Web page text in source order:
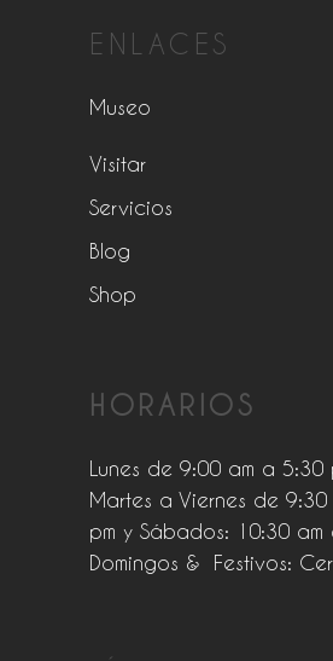
ENLACES
Museo
Visitar
Servicios
Blog
Shop
HORARIOS
Lunes de 9:00 am a 5:30
Martes a Viernes de
pm y Sábados: 10:30 am
Domingos & Festivos: